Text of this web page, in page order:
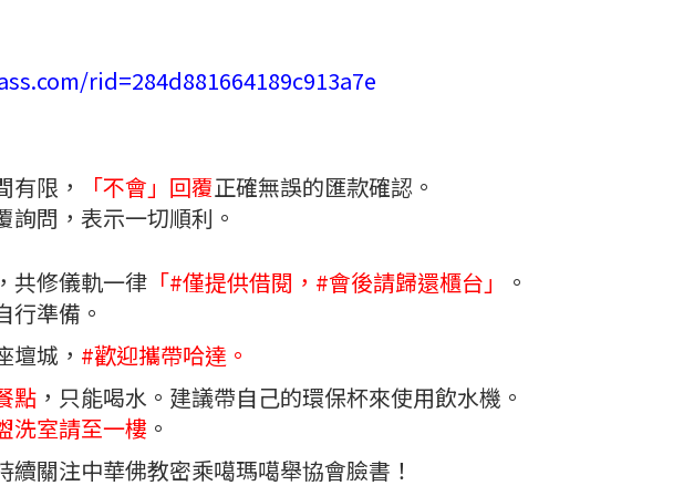
rid=284d881664189c913a7e
限，
「不會」回覆正確無誤的匯款確認。
詢問，表示一切順利。
共修儀軌一律 「#僅提供借閱，#會後請歸還櫃台」
。
行準備。
城， #歡迎攜帶哈達。
點 ，只能喝水。建議帶自己的環保杯來使用飲水機。
洗室請至一樓 。
關注中華佛教密乘噶瑪噶舉協會臉書！